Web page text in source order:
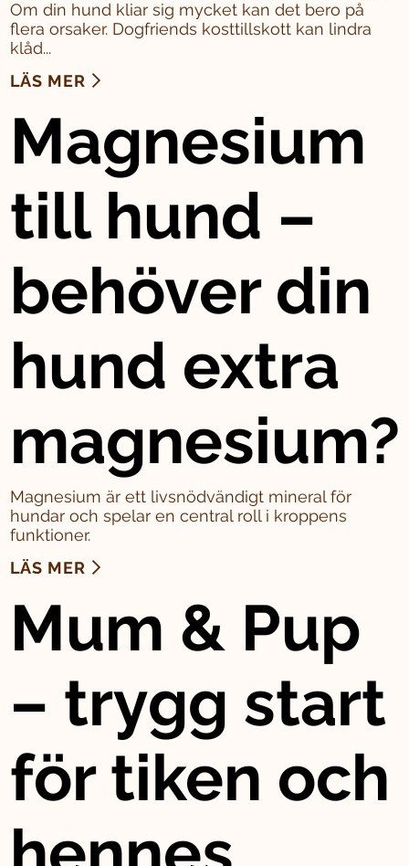
Om din hund kliar sig mycket kan det bero på
flera orsaker. Dogfriends kosttillskott kan lindra
klåd...
LÄS MER
Magnesium
till hund –
behöver din
hund extra
magnesium?
Magnesium är ett livsnödvändigt mineral för
hundar och spelar en central roll i kroppens
funktioner.
LÄS MER
Mum & Pup
– trygg start
för tiken och